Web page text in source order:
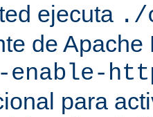
ejecuta ./
de
enable-
para